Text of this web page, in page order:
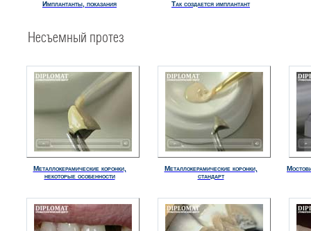
Имплантанты, показания Так создается имплантант
Несъемный протез
Металлокерамические коронки,
некоторые особенности
Металлокерамические коронки,
стандарт